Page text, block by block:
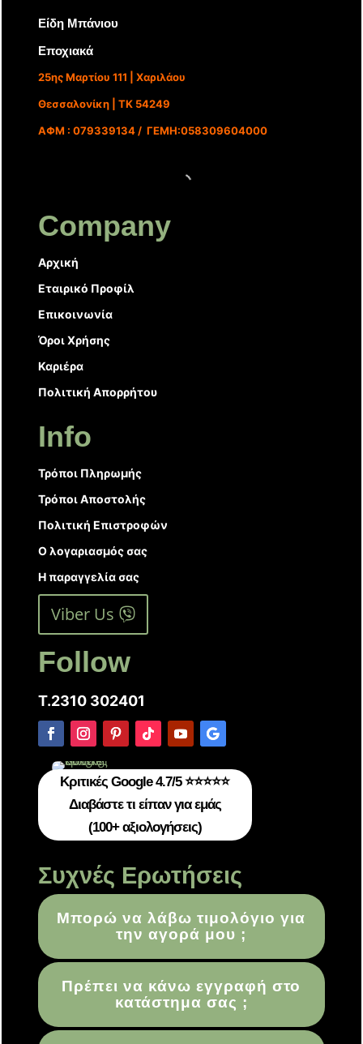
Είδη Μπάνιου
Εποχιακά
25ης Μαρτίου 111 | Χαριλάου
Θεσσαλονίκη | ΤΚ 54249
ΑΦΜ : 079339134 / ΓΕΜΗ:058309604000
Company
Αρχική
Εταιρικό Προφίλ
Επικοινωνία
Όροι Χρήσης
Καριέρα
Πολιτική Απορρήτου
Info
Τρόποι Πληρωμής
Τρόποι Αποστολής
Πολιτική Επιστροφών
Ο λογαριασμός σας
Η παραγγελία σας
Viber Us
Follow
T.2310 302401
Κριτικές Google 4.7/5 ⭐⭐⭐⭐⭐
Διαβάστε τι είπαν για εμάς
(100+ αξιολογήσεις)
Συχνές Ερωτήσεις
Μπορώ να λάβω τιμολόγιο για
την αγορά μου ;
Πρέπει να κάνω εγγραφή στο
κατάστημα σας ;